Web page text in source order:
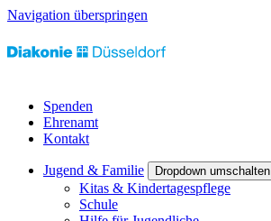
Navigation überspringen
Spenden
Ehrenamt
Kontakt
Jugend & Familie Dropdown umschalten
Kitas & Kindertagespflege
Schule